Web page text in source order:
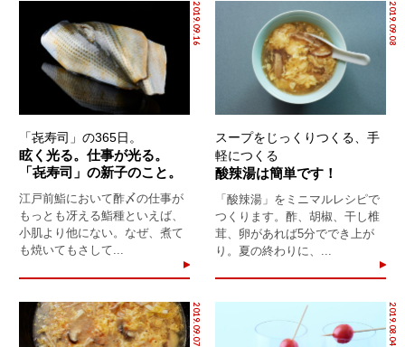
2019.09.16
「㐂寿司」の365日。
眩く光る。仕事が光る。
「㐂寿司」の新子のこと。
江戸前鮨において酢〆の仕事が
もっとも冴える鮨種といえば、
小肌より他にない。なぜ、煮て
も焼いてもさして...
2019.09.08
スープをじっくりつくる、手
軽につくる
酸辣湯は簡単です！
「酸辣湯」をミニマルレシピで
つくります。酢、胡椒、干し椎
茸、卵があれば5分ででき上が
り。夏の終わりに、...
2019.09.07 2019.08.04